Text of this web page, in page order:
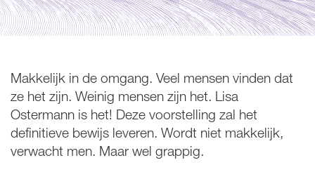
Makkelijk in de omgang. Veel mensen vinden dat
ze het zijn. Weinig mensen zijn het. Lisa
Ostermann is het! Deze voorstelling zal het
definitieve bewijs leveren. Wordt niet makkelijk,
verwacht men. Maar wel grappig.